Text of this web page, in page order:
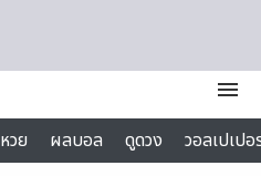
menu
วย ผลบอล ดูดวง
วอลเปเป